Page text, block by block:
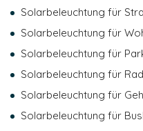
dpo@novea-energies.com
Beaucouze. Sie haben
bei der CNIL einzureichen.
Ihrer Daten und Ihre
Solarbeleuchtung für
Solarbeleuchtung für
Solarbeleuchtung für
Solarbeleuchtung für
Solarbeleuchtung für
Solarbeleuchtung für